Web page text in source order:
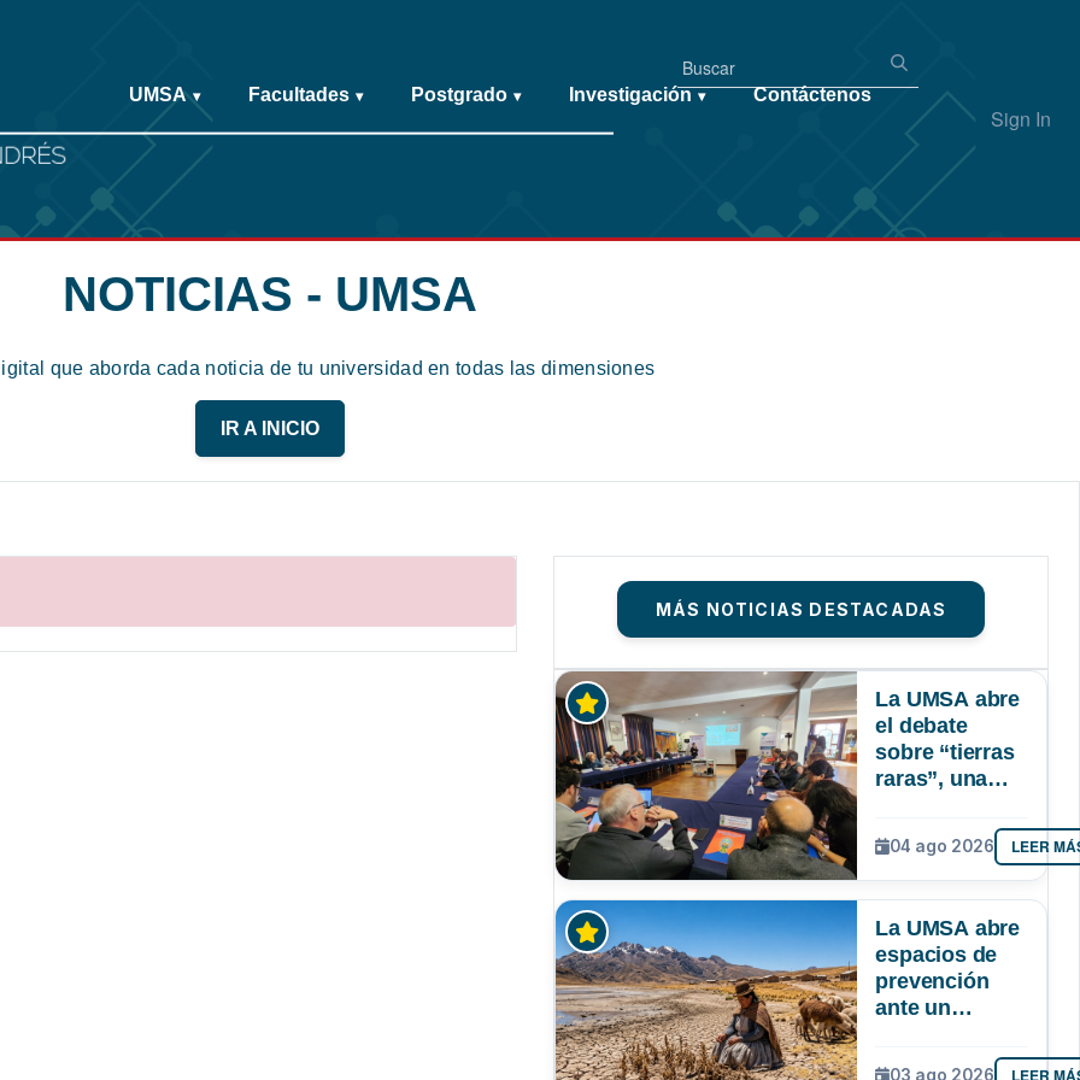
Sign In
UMSA ▾ Facultades ▾ Postgrado ▾ Investigación ▾ Contáctenos
NOTICIAS - UMSA
que aborda cada noticia de tu universidad en todas las dimensiones
IR A INICIO
MÁS NOTICIAS DESTACADAS
La UMSA abre
el debate
sobre “tierras
raras”, una
mineral que
Bolivia aún no
explora ni
04 ago 2026 LEER
La UMSA abre
espacios de
prevención
ante un
03 ago 2026 LEER